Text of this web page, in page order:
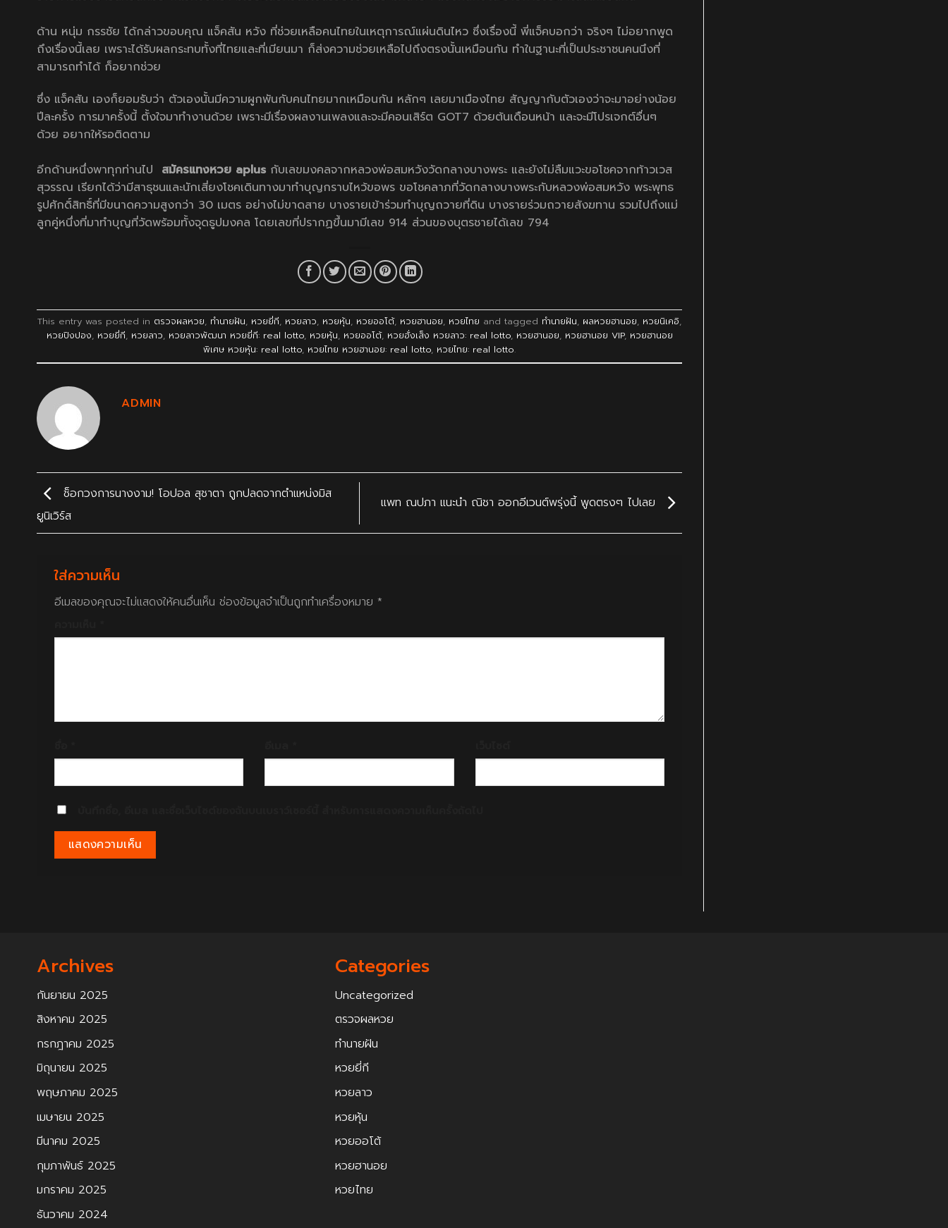
ด้าน หนุ่ม กรรชัย ได้กล่าวขอบคุณ แจ็คสัน หวัง ที่ช่วยเหลือคนไทยในเหตุการณ์แผ่นดินไหว ซึ่งเรื่องนี้ พี่แจ็คบอกว่า จริงๆ ไม่อยากพูด
ถึงเรื่องนี้เลย เพราะได้รับผลกระทบทั้งที่ไทยและที่เมียนมา ก็ส่งความช่วยเหลือไปถึงตรงนั้นเหมือนกัน ทำในฐานะที่เป็นประชาชนคนนึงที่
สามารถทำได้ ก็อยากช่วย
ซึ่ง แจ็คสัน เองก็ยอมรับว่า ตัวเองนั้นมีความผูกพันกับคนไทยมากเหมือนกัน หลักๆ เลยมาเมืองไทย สัญญากับตัวเองว่าจะมาอย่างน้อย
ปีละครั้ง การมาครั้งนี้ ตั้งใจมาทำงานด้วย เพราะมีเรื่องผลงานเพลงและจะมีคอนเสิร์ต GOT7 ด้วยต้นเดือนหน้า และจะมีโปรเจกต์อื่นๆ
ด้วย อยากให้รอติดตาม
อีกด้านหนึ่งพาทุกท่านไป สมัครแทงหวย aplus กับเลขมงคลจากหลวงพ่อสมหวังวัดกลางบางพระ และยังไม่ลืมแวะขอโชคจากท้าวเวส
สุวรรณ เรียกได้ว่ามีสาธุชนและนักเสี่ยงโชคเดินทางมาทำบุญกราบไหว้ขอพร ขอโชคลาภที่วัดกลางบางพระกับหลวงพ่อสมหวัง พระพุทธ
รูปศักดิ์สิทธิ์ที่มีขนาดความสูงกว่า 30 เมตร อย่างไม่ขาดสาย บางรายเข้าร่วมทำบุญถวายที่ดิน บางรายร่วมถวายสังฆทาน รวมไปถึงแม่
ลูกคู่หนึ่งที่มาทำบุญที่วัดพร้อมทั้งจุดธูปมงคล โดยเลขที่ปรากฏขึ้นมามีเลข 914 ส่วนของบุตรชายได้เลข 794
This entry was posted in ตรวจผลหวย, ทำนายฝัน, หวยยี่กี, หวยลาว, หวยหุ้น, หวยออโต้, หวยฮานอย, หวยไทย and tagged ทำนายฝัน, ผลหวยฮานอย, หวยนิเคอิ,
หวยปิงปอง, หวยยี่กี, หวยลาว, หวยลาวพัฒนา หวยยี่กี: real lotto, หวยหุ้น, หวยออโต้, หวยฮั่งเส็ง หวยลาว: real lotto, หวยฮานอย, หวยฮานอย VIP, หวยฮานอย
พิเศษ หวยหุ้น: real lotto, หวยไทย หวยฮานอย: real lotto, หวยไทย: real lotto.
ADMIN
ช็อกวงการนางงาม! โอปอล สุชาตา ถูกปลดจากตำแหน่งมิส
ยูนิเวิร์ส
แพท ณปภา แนะนำ ณิชา ออกอีเวนต์พรุ่งนี้ พูดตรงๆ ไปเลย
ใส่ความเห็น
อีเมลของคุณจะไม่แสดงให้คนอื่นเห็น ช่องข้อมูลจำเป็นถูกทำเครื่องหมาย *
Archives
กันยายน 2025
สิงหาคม 2025
กรกฎาคม 2025
มิถุนายน 2025
พฤษภาคม 2025
เมษายน 2025
มีนาคม 2025
กุมภาพันธ์ 2025
มกราคม 2025
ธันวาคม 2024
Categories
Uncategorized
ตรวจผลหวย
ทำนายฝัน
หวยยี่กี
หวยลาว
หวยหุ้น
หวยออโต้
หวยฮานอย
หวยไทย